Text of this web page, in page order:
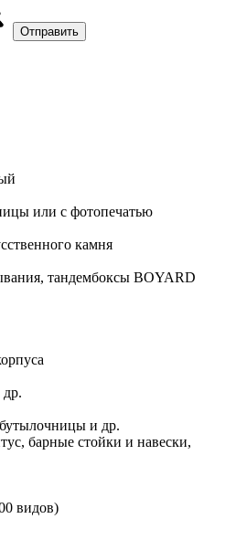
или с фотопечатью
камня
тандембоксы BOYARD
и др.
барные стойки и навески,
видов)